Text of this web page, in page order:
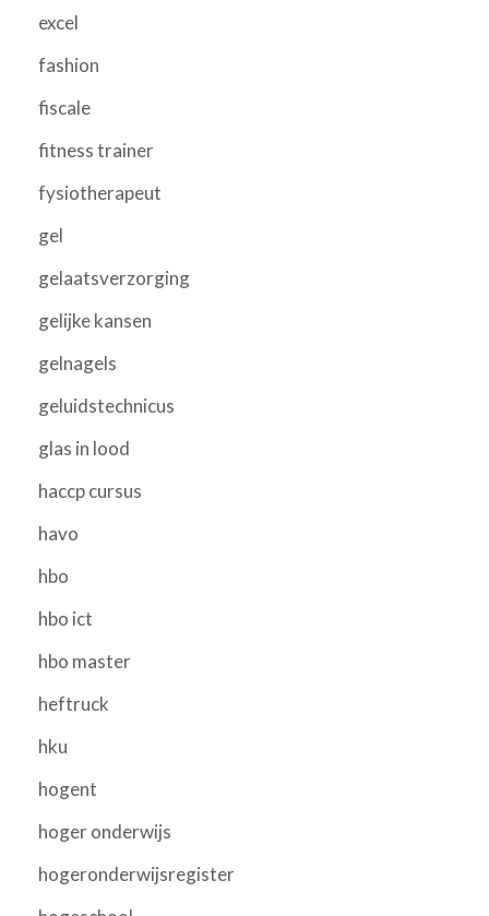
excel
fashion
fiscale
fitness trainer
fysiotherapeut
gel
gelaatsverzorging
gelijke kansen
gelnagels
geluidstechnicus
glas in lood
haccp cursus
havo
hbo
hbo ict
hbo master
heftruck
hku
hogent
hoger onderwijs
hogeronderwijsregister